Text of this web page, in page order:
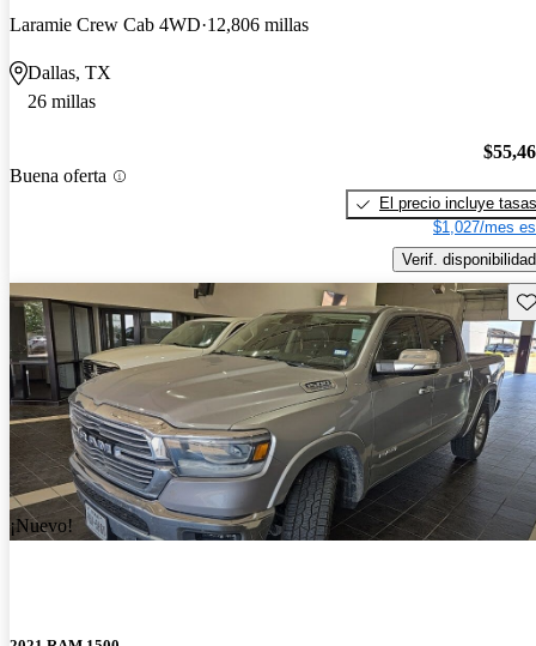
Laramie Crew Cab 4WD 12,806 millas
Dallas, TX
26 millas
Buena oferta
El precio incluye tasas
$1,027/mes
Verif. disponibilidad
¡Nuevo!